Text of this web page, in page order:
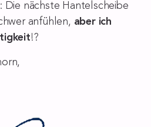
Die nächste Hantelscheibe
anfühlen, aber ich
!?